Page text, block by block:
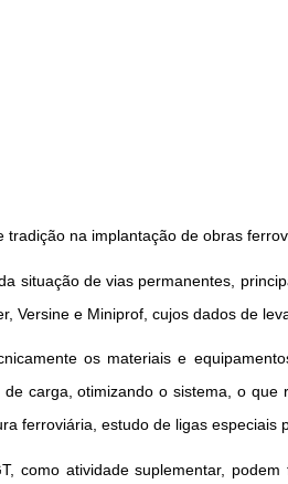
tradição na implantação de obras
situação de vias permanentes,
Versine e Miniprof, cujos dados de
os materiais e
carga, otimizando o sistema, o
ferroviária, estudo de ligas
como atividade suplementar,